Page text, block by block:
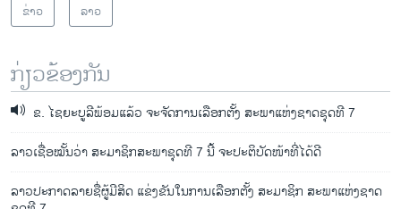
ຂ່າວ
ລາວ
ກ່ຽວຂ້ອງກັນ
ຂ. ໄຊຍະບູລີພ້ອມແລ້ວ ຈະຈັດການເລືອກຕັ້ງ ສະພາແຫ່ງຊາດຊຸດທີ 7
ລາວເຊື່ອໝັ້ນວ່າ ສະມາຊິກສະພາຊຸດທີ 7 ນີ້ ຈະປະຕິບັດໜ້າທີ່ໄດ້ດີ
ລາວປະກາດລາຍຊື່ຜູ້ມີສິດ ແຂ່ງຂັນໃນການເລືອກຕັ້ງ ສະມາຊິກ ສະພາແຫ່ງຊາດ